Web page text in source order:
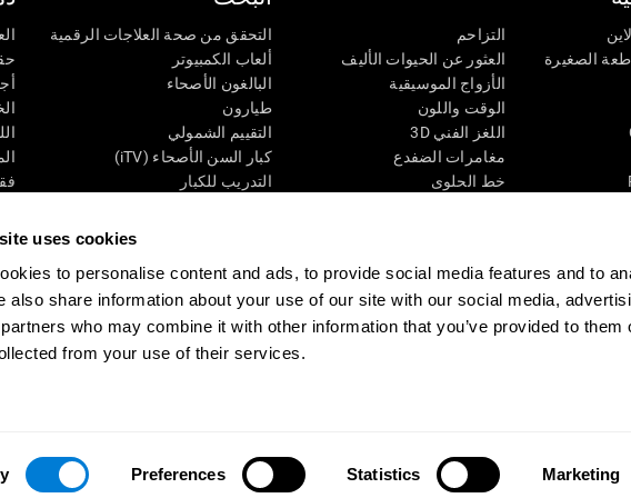
uses cookies
to personalise content and ads, to provide social media features and to
also share information about your use of our site with our social media,
who may combine it with other information that you’ve provided to them
from your use of their services.
Preferences Statistics Marketing
التحقق من صحة العلاجات الرقمية
ألعاب الكمبيوتر
البالغون الأصحاء
طيارون
التقييم الشمولي
كبار السن الأصحاء (iTV)
التدريب للكبار
الصغيرة
التزاحم
العثور عن الحيوات الأليف
الأزواج الموسيقية
الوقت واللون
اللغز الفني 3D
مغامرات الضفدع
خط الحلوى
اللعبة العقلية: تفجير البالونات
ألعاب الذكاء
ألعاب اون لاين من آجل الذاكرة